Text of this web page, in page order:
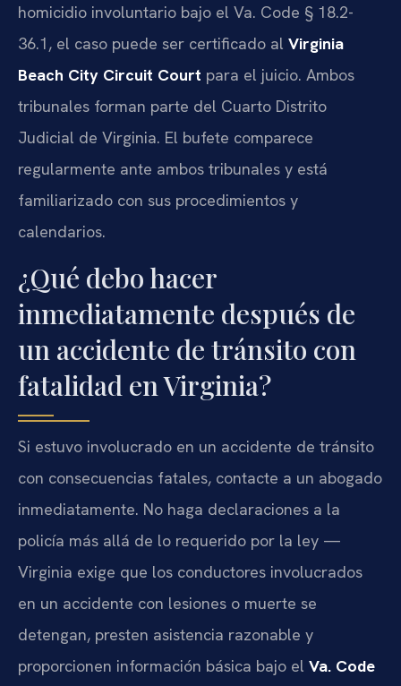
homicidio involuntario bajo el Va. Code § 18.2-
36.1, el caso puede ser certificado al Virginia
Beach City Circuit Court para el juicio. Ambos
tribunales forman parte del Cuarto Distrito
Judicial de Virginia. El bufete comparece
regularmente ante ambos tribunales y está
familiarizado con sus procedimientos y
calendarios.
¿Qué debo hacer
inmediatamente después de
un accidente de tránsito con
fatalidad en Virginia?
Si estuvo involucrado en un accidente de tránsito
con consecuencias fatales, contacte a un abogado
inmediatamente. No haga declaraciones a la
policía más allá de lo requerido por la ley —
Virginia exige que los conductores involucrados
en un accidente con lesiones o muerte se
detengan, presten asistencia razonable y
proporcionen información básica bajo el Va. Code